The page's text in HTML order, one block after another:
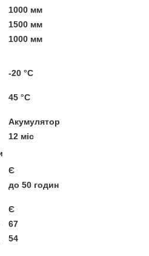
1000 мм
1500 мм
1000 мм
-20 °С
45 °С
Акумулятор
12 міс
Є
до 50 годин
Є
67
54